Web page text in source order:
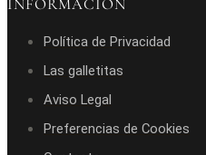
INFORMACIÓN
Política de Privacidad
Las galletitas
Aviso Legal
Preferencias de Cookies